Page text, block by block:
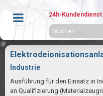
24h-Kundendienst
Industrie
Ausführung für den Einsatz in
an Qualifizierung